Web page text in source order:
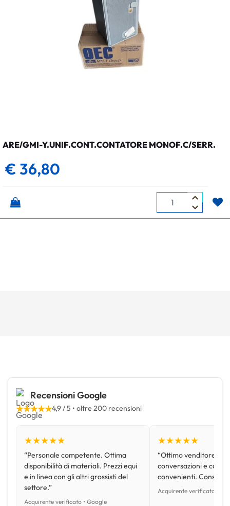
ARE/GMI-Y.UNIF.CONT.CONTATORE MONOF.C/SERR.
€ 36,80
Quantità
Recensioni Google
★★★★★4,9 / 5 • oltre 200 recensioni
★★★★★
“Personale competente. Ottima
disponibilità di materiali. Prezzi equi
e in linea con gli altri grossisti del
settore.”
Acquirente verificato • Google
★★★★★
“Ottimo venditore,
conversazioni e con
convenienti.
Acquirente verificato •